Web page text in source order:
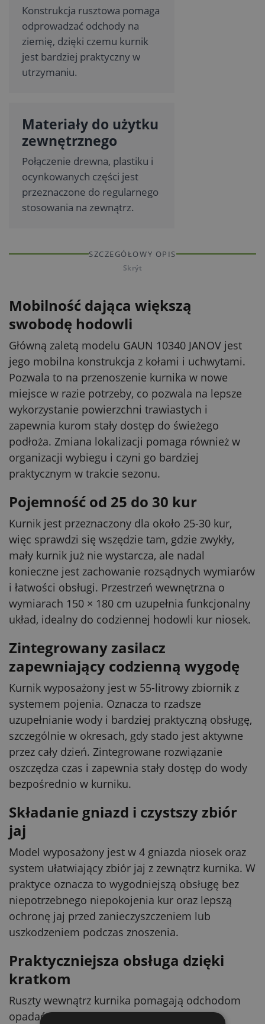
Konstrukcja rusztowa pomaga
odprowadzać odchody na
ziemię, dzięki czemu kurnik
jest bardziej praktyczny w
utrzymaniu.
Materiały do użytku
zewnętrznego
Połączenie drewna, plastiku i
ocynkowanych części jest
przeznaczone do regularnego
stosowania na zewnątrz.
SZCZEGÓŁOWY OPIS
Skrýt
Mobilność dająca większą
swobodę hodowli
Główną zaletą modelu GAUN 10340 JANOV jest
jego mobilna konstrukcja z kołami i uchwytami.
Pozwala to na przenoszenie kurnika w nowe
miejsce w razie potrzeby, co pozwala na lepsze
wykorzystanie powierzchni trawiastych i
zapewnia kurom stały dostęp do świeżego
podłoża. Zmiana lokalizacji pomaga również w
organizacji wybiegu i czyni go bardziej
praktycznym w trakcie sezonu.
Pojemność od 25 do 30 kur
Kurnik jest przeznaczony dla około 25-30 kur,
więc sprawdzi się wszędzie tam, gdzie zwykły,
mały kurnik już nie wystarcza, ale nadal
konieczne jest zachowanie rozsądnych wymiarów
i łatwości obsługi. Przestrzeń wewnętrzna o
wymiarach 150 × 180 cm uzupełnia funkcjonalny
układ, idealny do codziennej hodowli kur niosek.
Zintegrowany zasilacz
zapewniający codzienną wygodę
Kurnik wyposażony jest w 55-litrowy zbiornik z
systemem pojenia. Oznacza to rzadsze
uzupełnianie wody i bardziej praktyczną obsługę,
szczególnie w okresach, gdy stado jest aktywne
przez cały dzień. Zintegrowane rozwiązanie
oszczędza czas i zapewnia stały dostęp do wody
bezpośrednio w kurniku.
Składanie gniazd i czystszy zbiór
jaj
Model wyposażony jest w 4 gniazda niosek oraz
system ułatwiający zbiór jaj z zewnątrz kurnika. W
praktyce oznacza to wygodniejszą obsługę bez
niepotrzebnego niepokojenia kur oraz lepszą
ochronę jaj przed zanieczyszczeniem lub
uszkodzeniem podczas znoszenia.
Praktyczniejsza obsługa dzięki
kratkom
Ruszty wewnątrz kurnika pomagają odchodom
opadać na ziemię, co upraszcza rutynową